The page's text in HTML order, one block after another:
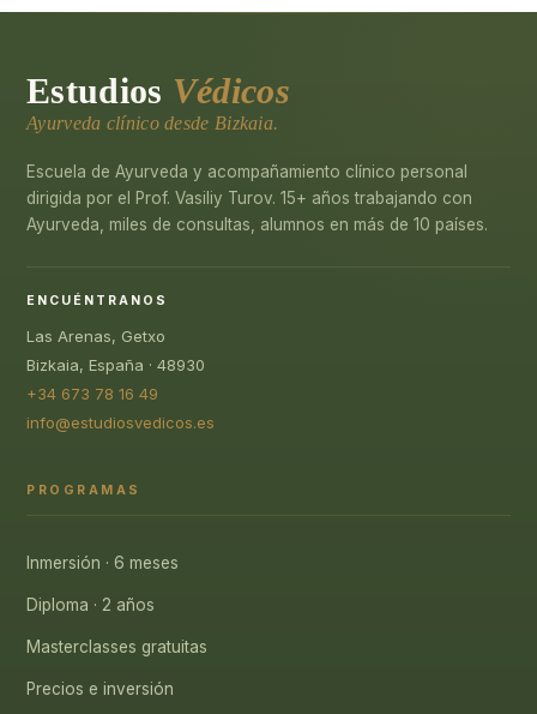
Estudios Védicos
Ayurveda clínico desde Bizkaia.
Escuela de Ayurveda y acompañamiento clínico personal
dirigida por el Prof. Vasiliy Turov. 15+ años trabajando con
Ayurveda, miles de consultas, alumnos en más de 10 países.
ENCUÉNTRANOS
Las Arenas, Getxo
Bizkaia, España · 48930
+34 673 78 16 49
info@estudiosvedicos.es
PROGRAMAS
Inmersión · 6 meses
Diploma · 2 años
Masterclasses gratuitas
Precios e inversión